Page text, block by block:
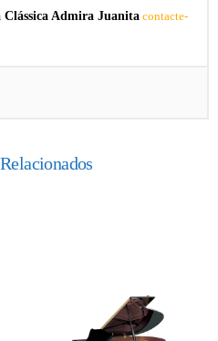
Admira Juanita contacte-